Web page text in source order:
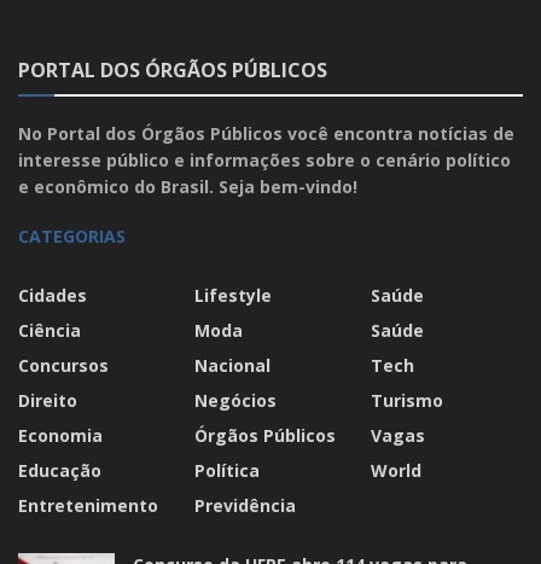
PORTAL DOS ÓRGÃOS PÚBLICOS
No Portal dos Órgãos Públicos você encontra notícias de
interesse público e informações sobre o cenário político
e econômico do Brasil. Seja bem-vindo!
CATEGORIAS
Cidades
Ciência
Concursos
Direito
Economia
Educação
Entretenimento
Lifestyle
Moda
Nacional
Negócios
Órgãos Públicos
Política
Previdência
Saúde
Saúde
Tech
Turismo
Vagas
World